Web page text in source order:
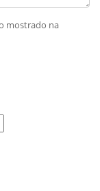
mostrado na